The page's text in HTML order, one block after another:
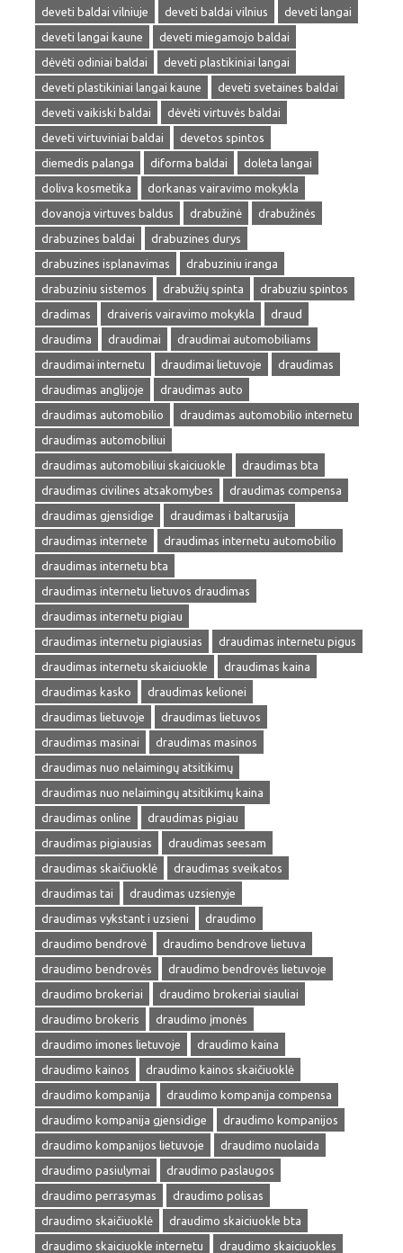
deveti baldai vilniuje deveti baldai vilnius
deveti langai
deveti langai kaune
deveti miegamojo baldai
dėvėti odiniai baldai
deveti plastikiniai langai
deveti plastikiniai langai kaune
deveti svetaines baldai
deveti vaikiski baldai
dėvėti virtuvės baldai
deveti virtuviniai baldai
devetos spintos
diemedis palanga
diforma baldai
doleta langai
doliva kosmetika
dorkanas vairavimo mokykla
dovanoja virtuves baldus
drabužinė
drabužinės
drabuzines baldai
drabuzines durys
drabuzines isplanavimas
drabuziniu iranga
drabuziniu sistemos
drabužių spinta
drabuziu spintos
dradimas
draiveris vairavimo mokykla
draud
draudima
draudimai
draudimai automobiliams
draudimai internetu
draudimai lietuvoje
draudimas
draudimas anglijoje
draudimas auto
draudimas automobilio
draudimas automobilio internetu
draudimas automobiliui
draudimas automobiliui skaiciuokle
draudimas bta
draudimas civilines atsakomybes
draudimas compensa
draudimas gjensidige
draudimas i baltarusija
draudimas internete
draudimas internetu automobilio
draudimas internetu bta
draudimas internetu lietuvos draudimas
draudimas internetu pigiau
draudimas internetu pigiausias
draudimas internetu pigus
draudimas internetu skaiciuokle
draudimas kaina
draudimas kasko
draudimas kelionei
draudimas lietuvoje
draudimas lietuvos
draudimas masinai
draudimas masinos
draudimas nuo nelaimingų atsitikimų
draudimas nuo nelaimingų atsitikimų kaina
draudimas online
draudimas pigiau
draudimas pigiausias
draudimas seesam
draudimas skaičiuoklė
draudimas sveikatos
draudimas tai
draudimas uzsienyje
draudimas vykstant i uzsieni
draudimo
draudimo bendrovė
draudimo bendrove lietuva
draudimo bendrovės
draudimo bendrovės lietuvoje
draudimo brokeriai
draudimo brokeriai siauliai
draudimo brokeris
draudimo įmonės
draudimo imones lietuvoje
draudimo kaina
draudimo kainos
draudimo kainos skaičiuoklė
draudimo kompanija
draudimo kompanija compensa
draudimo kompanija gjensidige
draudimo kompanijos
draudimo kompanijos lietuvoje
draudimo nuolaida
draudimo pasiulymai
draudimo paslaugos
draudimo perrasymas
draudimo polisas
draudimo skaičiuoklė
draudimo skaiciuokle bta
draudimo skaiciuokle internetu
draudimo skaiciuokles